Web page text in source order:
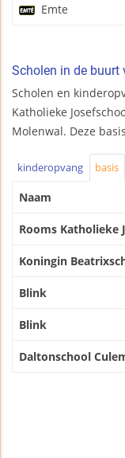
Emte
Scholen in de buurt
Scholen en
Katholieke
Molenwal. Deze
kinderopvang basis
Naam
Rooms Katholieke
Koningin
Blink
Blink
Daltonschool